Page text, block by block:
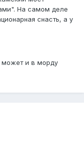
На самом деле
снасть, а у
может и в морду